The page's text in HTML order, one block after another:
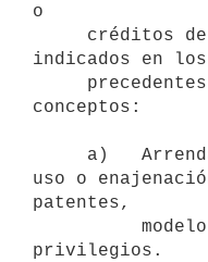
o
indicados en
conceptos:
uso o
patentes,
privilegios.